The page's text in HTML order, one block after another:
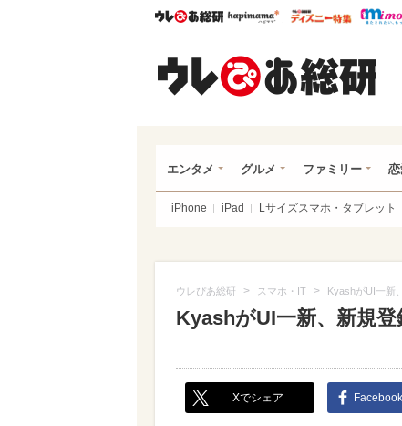
ウレぴあ総研ハピママ* ウレ
エンタメ グルメ ファミリー
iPhone iPad Lサイズスマホ・タブレット
ウレぴあ総研 > スマホ・IT > KyashがUI一新
KyashがUI一新、新規
Xでシェア